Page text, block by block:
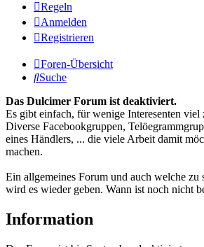
Regeln
Anmelden
Registrieren
Foren-Übersicht
Suche
Das Dulcimer Forum ist deaktiviert.
Es gibt einfach, für wenige Interesenten
Diverse Facebookgruppen,
eines Händlers, ... die viele Arbeit damit
machen.
Ein allgemeines Forum und auch welche zu
wird es wieder geben. Wann ist noch nicht
Information